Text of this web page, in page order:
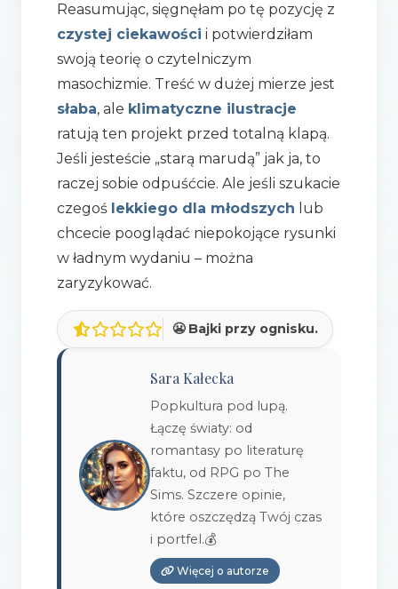
Reasumując, sięgnęłam po tę pozycję z
czystej ciekawości i potwierdziłam
swoją teorię o czytelniczym
masochizmie. Treść w dużej mierze jest
słaba, ale klimatyczne ilustracje
ratują ten projekt przed totalną klapą.
Jeśli jesteście „starą marudą” jak ja, to
raczej sobie odpuśćcie. Ale jeśli szukacie
czegoś lekkiego dla młodszych lub
chcecie pooglądać niepokojące rysunki
w ładnym wydaniu – można
zaryzykować.
😬 Bajki przy ognisku.
Sara Kałecka
Popkultura pod lupą.
Łączę światy: od
romantasy po literaturę
faktu, od RPG po The
Sims. Szczere opinie,
które oszczędzą Twój czas
i portfel.💰
Więcej o autorze